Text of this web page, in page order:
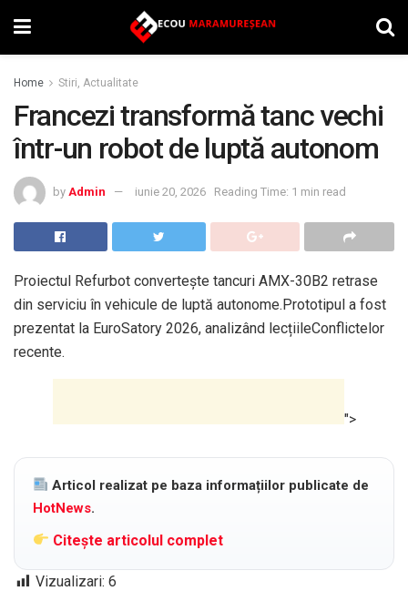
Home Stiri, Actualitate
Francezi transformă tanc vechi
într-un robot de luptă autonom
by Admin iunie 20, 2026 Reading Time: 1 min read
Proiectul Refurbot convertește tancuri AMX-30B2 retrase
din serviciu în vehicule de luptă autonome.Prototipul a fost
prezentat la EuroSatory 2026, analizând lecțiileConflictelor
recente.
">
Articol realizat pe baza informațiilor publicate de
HotNews.
Citește articolul complet
Vizualizari: 6